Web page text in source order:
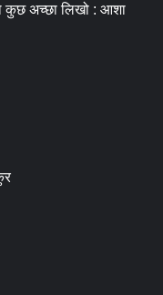
कुछ अच्छा लिखो : आशा